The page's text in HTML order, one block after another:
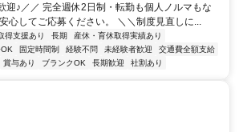
迎♪／／ 完全週休2日制・転勤も個人ノルマもな
心してご応募ください。 ＼＼制度見直しに...
得支援あり 長期
産休・育休取得実績あり
OK 固定時間制 経験不問 未経験者歓迎
交通費全額支給
賞与あり ブランクOK 長期歓迎 社割あり